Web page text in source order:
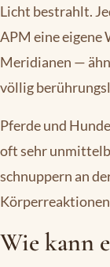
Licht bestrahlt.
APM eine eigene
Meridianen —
völlig
Pferde und
oft sehr
schnuppern an
Wie kann